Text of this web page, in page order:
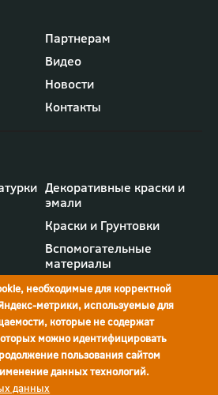
просп. Шолохова, 211/4,
Ростов-на-Дону
Партнерам
Видео
Новости
Контакты
Декоративные краски и
эмали
Краски и Грунтовки
Вспомогательные
материалы
конфиденциальности
необходимые для корректной
метрики, используемые для
которые не содержат
можно идентифицировать
пользования сайтом
данных технологий.
данных